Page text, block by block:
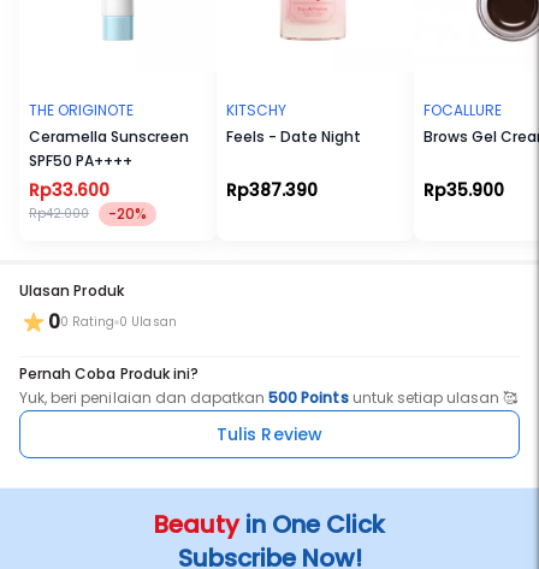
THE ORIGINOTE
Ceramella Sunscreen
SPF50 PA++++
Rp33.600
Rp42.000 -20%
KITSCHY
Feels - Date Night
Rp387.390
FOCALLURE
Brows Gel
Rp35.900
Ulasan Produk
00 Rating 0 Ulasan
Pernah Coba Produk ini?
Yuk, beri penilaian dan dapatkan500 Pointsuntuk setiap ulasan 🥰
Tulis Review
Beautyin One Click
Subscribe Now!